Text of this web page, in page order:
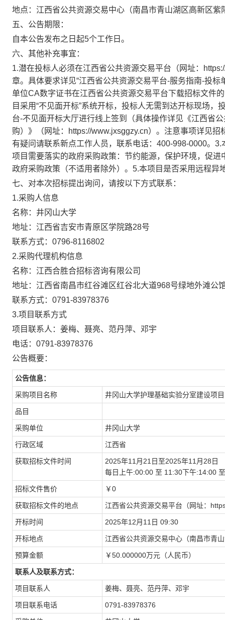
地点：江西省公共资源交易中心（南昌市青山湖区高新区
五、公告期限：
自本公告发布之日起5个工作日。
六、其他补充事宜：
1.潜在投标人必须在江西省公共资源交易平台（网址：
章。具体要求详见“江西省公共资源交易平台-服务指南-投
单位CA数字证书在江西省公共资源交易平台下载招标文件
目采用“不见面开标”系统开标，投标人无需到达开标现场
台-不见面开标大厅进行线上签到（具体操作详见《江西省
购）》（网址：https://www.jxsggzy.cn）。注意事项详见
有疑问请联系新点工作人员，联系电话：400-998-0000。
项目需要落实的政府采购政策：节约能源，保护环境，促
政府采购政策（不适用者除外）。5.本项目是否采用远程异
七、对本次招标提出询问，请按以下方式联系：
1.采购人信息
名称： 井冈山大学
地址： 江西省吉安市青原区学院路28号
联系方式： 0796-8116802
2.采购代理机构信息
名称： 江西合胜合招标咨询有限公司
地址： 江西省南昌市红谷滩区红谷北大道968号绿地外滩公
联系方式： 0791-83978376
3.项目联系方式
项目联系人： 姜梅、聂亮、范丹萍、邓宇
电话： 0791-83978376
公告概要：
公告信息：
采购项目名称 井冈山大学护理基础实验分室建设项目
品目
采购单位 井冈山大学
行政区域 江西省
获取招标文件时间
2025年11月21日至2025年11月28日
每日上午:00:00 至 11:30下午:14:00
招标文件售价 ￥0
获取招标文件的地点 江西省公共资源交易平台（网址：
开标时间 2025年12月11日 09:30
开标地点 江西省公共资源交易中心（南昌市青
预算金额 ￥50.000000万元（人民币）
联系人及联系方式：
项目联系人 姜梅、聂亮、范丹萍、邓宇
项目联系电话 0791-83978376